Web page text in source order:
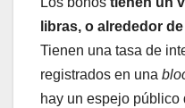
libras, o alrededor
Tienen una tasa de
registrados en una
hay un espejo público